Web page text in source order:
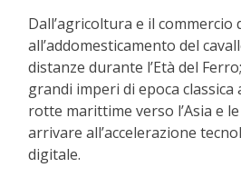
Dall’agricoltura e il commercio
all’addomesticamento del
distanze durante l’Età del
grandi imperi di epoca classica
rotte marittime verso l’Asia e
arrivare all’accelerazione
digitale.